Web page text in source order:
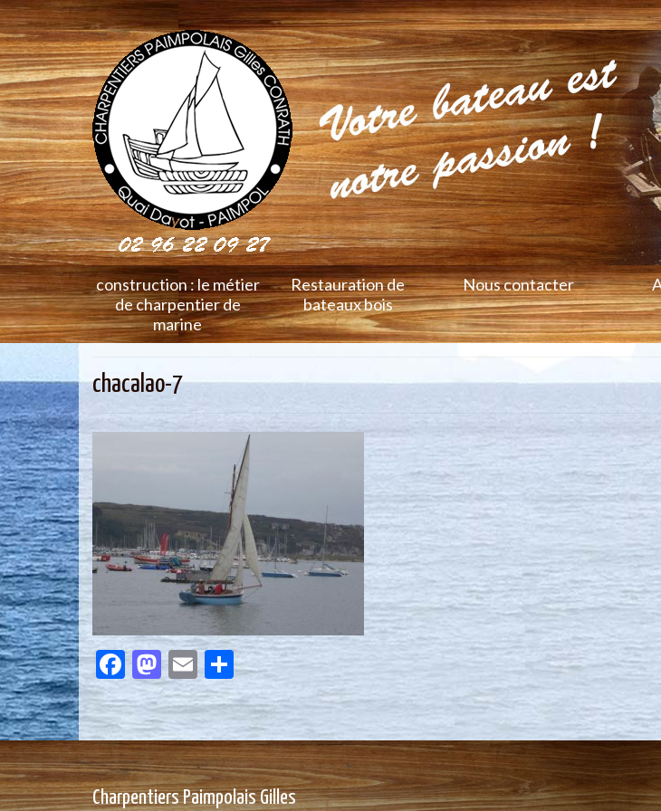
construction : le métier
de charpentier de
marine
Restauration de
bateaux bois
Nous contacter
chacalao-7
Facebook
Mastodon
EmailPartager
Charpentiers Paimpolais Gilles